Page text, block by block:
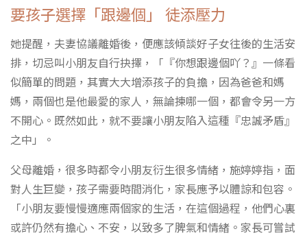
要孩子選擇「跟邊個」 徒添壓力
她提醒，夫妻協議離婚後，便應該傾談好子女往後的生活安
排，切忌叫小朋友自行抉擇，「『你想跟邊個吖？』一條看
似簡單的問題，其實大大增添孩子的負擔，因為爸爸和媽
媽，兩個也是他最愛的家人，無論揀哪一個，都會令另一方
不開心。既然如此，就不要讓小朋友陷入這種『忠誠矛盾』
之中」。
父母離婚，很多時都令小朋友衍生很多情緒，施婷婷指，面
對人生巨變，孩子需要時間消化，家長應予以體諒和包容。
「小朋友要慢慢適應兩個家的生活，在這個過程，他們心裏
或許仍然有擔心、不安，以致多了脾氣和情緒。家長可嘗試